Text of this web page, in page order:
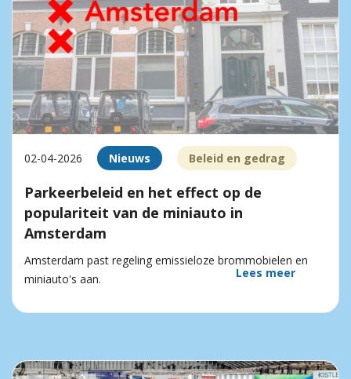
02-04-2026 Nieuws Beleid en gedrag
Parkeerbeleid en het effect op de
populariteit van de miniauto in
Amsterdam
Amsterdam past regeling emissieloze brommobielen en
miniauto's aan.
Lees meer